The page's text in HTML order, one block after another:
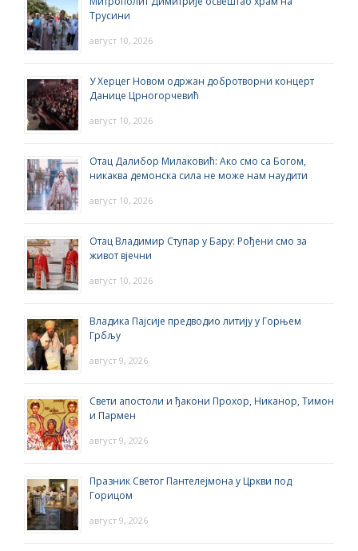
Трусини
август 10, 2026
У Херцег Новом одржан добротворни концерт
Данице Црногорчевић
август 10, 2026
Отац Далибор Милаковић: Ако смо са Богом,
никаква демонска сила не може нам наудити
август 10, 2026
Отац Владимир Ступар у Бару: Рођени смо за
живот вјечни
август 10, 2026
Владика Пајсије предводио литију у Горњем
Грбљу
август 9, 2026
Свети апостоли и ђакони Прохор, Никанор, Тимон
и Пармен
август 9, 2026
Празник Светог Пантелејмона у Цркви под
Горицом
август 9, 2026